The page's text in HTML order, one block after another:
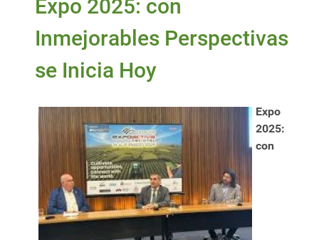
Expo 2025: con
Inmejorables Perspectivas
se Inicia Hoy
Expo
2025:
con